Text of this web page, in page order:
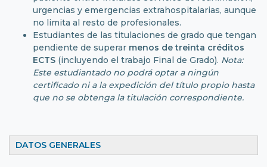
urgencias y emergencias extrahospitalarias, aunque
no limita al resto de profesionales.
Estudiantes de las titulaciones de grado que tengan
pendiente de superar menos de treinta créditos
ECTS (incluyendo el trabajo Final de Grado). Nota:
Este estudiantado no podrá optar a ningún
certificado ni a la expedición del título propio hasta
que no se obtenga la titulación correspondiente.
DATOS GENERALES